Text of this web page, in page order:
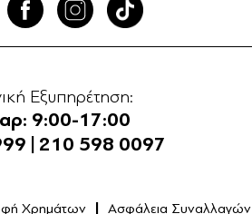
Εξυπηρέτηση:
9:00-17:00
210 598 0097
Χρημάτων Ασφάλεια Συναλλαγών